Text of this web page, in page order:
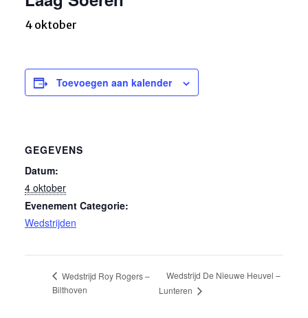
4 oktober
Toevoegen aan kalender
GEGEVENS
Datum:
4 oktober
Evenement Categorie:
Wedstrijden
Wedstrijd Roy Rogers –
Bilthoven
Wedstrijd De Nieuwe Heuvel –
Lunteren